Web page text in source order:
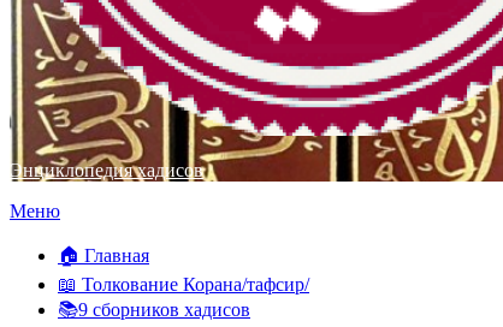
Энциклопедия хадисов
Перейти
содержимому
Меню
🏠 Главная
📖 Толкование Корана/тафсир/
📚9 сборников хадисов